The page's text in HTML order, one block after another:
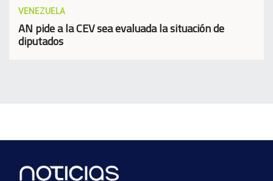
VENEZUELA
AN pide a la CEV sea evaluada la situación de
diputados